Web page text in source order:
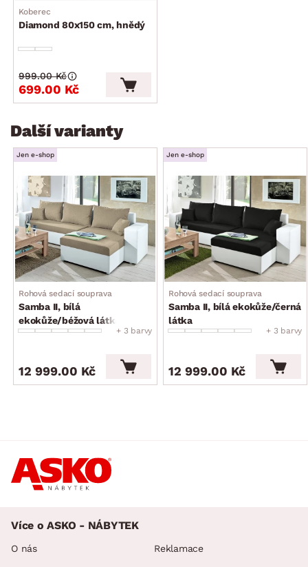
dodáváno v částečném demontu
Koberec
Diamond 80x150 cm, hnědý
699.00 Kč
999.00 Kč
Další varianty
Jen e-shop
Rohová sedací souprava
Samba II, bílá
ekokůže/béžová látka
+ 3 barvy
12 999.00 Kč
Jen e-shop
Rohová sedací souprava
Samba II, bílá ekokůže/černá
látka
+ 3 barvy
12 999.00 Kč
Více o ASKO - NÁBYTEK
O nás Reklamace